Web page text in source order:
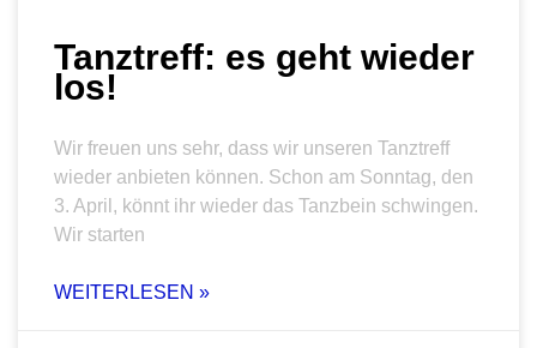
Tanztreff: es geht wieder
los!
Wir freuen uns sehr, dass wir unseren Tanztreff
wieder anbieten können. Schon am Sonntag, den
3. April, könnt ihr wieder das Tanzbein schwingen.
Wir starten
WEITERLESEN »